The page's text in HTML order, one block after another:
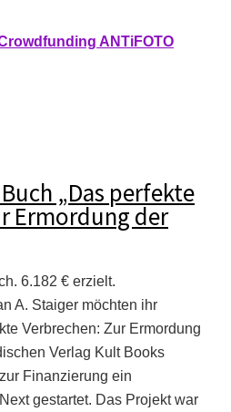
ANTiFOTO
„Das perfekte
Ermordung der
6.182 € erzielt.
A. Staiger möchten ihr
Verbrechen: Zur Ermordung
Verlag Kult Books
Finanzierung ein
gestartet. Das Projekt war